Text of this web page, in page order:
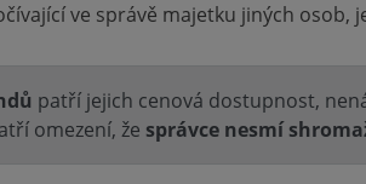
ve správě majetku jiných
patří jejich cenová dostupnost,
omezení, že správce nesmí